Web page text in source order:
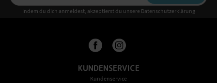
Indem du dich anmeldest, akzeptierst du unsere Datenschutzerklärung
KUNDENSERVICE
Kundenservice